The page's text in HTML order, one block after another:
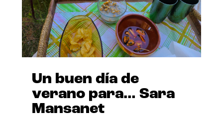
Un buen día de
verano para… Sara
Mansanet